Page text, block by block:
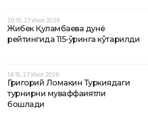
20:15, 27 Июл 2026
Жибек Қуламбаева дунё
рейтингида 115-ўринга кўтарилди
14:15, 27 Июл 2026
Григорий Ломакин Туркиядаги
турнирни муваффақиятли
бошлади